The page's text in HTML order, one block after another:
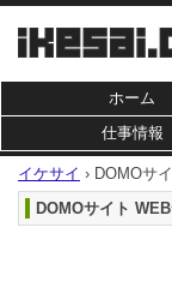
ホーム
仕事情報
イケサイ › DOMOサ
DOMOサイト